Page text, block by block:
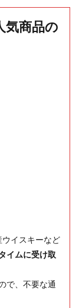
気商品の
イスキーなど
イムに受け取
で、不要な通